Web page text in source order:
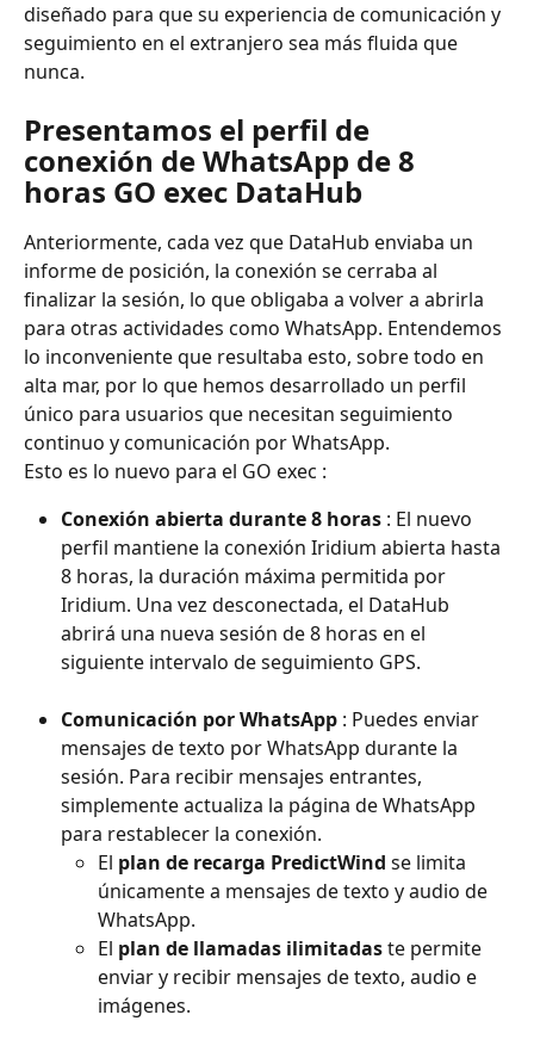
diseñado para que su experiencia de comunicación y
seguimiento en el extranjero sea más fluida que
nunca.
Presentamos el perfil de
conexión de WhatsApp de 8
horas GO exec DataHub
Anteriormente, cada vez que DataHub enviaba un
informe de posición, la conexión se cerraba al
finalizar la sesión, lo que obligaba a volver a abrirla
para otras actividades como WhatsApp. Entendemos
lo inconveniente que resultaba esto, sobre todo en
alta mar, por lo que hemos desarrollado un perfil
único para usuarios que necesitan seguimiento
continuo y comunicación por WhatsApp.
Esto es lo nuevo para el GO exec :
Conexión abierta durante 8 horas : El nuevo
perfil mantiene la conexión Iridium abierta hasta
8 horas, la duración máxima permitida por
Iridium. Una vez desconectada, el DataHub
abrirá una nueva sesión de 8 horas en el
siguiente intervalo de seguimiento GPS.
Comunicación por WhatsApp : Puedes enviar
mensajes de texto por WhatsApp durante la
sesión. Para recibir mensajes entrantes,
simplemente actualiza la página de WhatsApp
para restablecer la conexión.
El plan de recarga PredictWind se limita
únicamente a mensajes de texto y audio de
WhatsApp.
El plan de llamadas ilimitadas te permite
enviar y recibir mensajes de texto, audio e
imágenes.